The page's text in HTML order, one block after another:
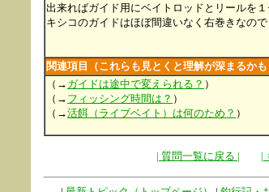
出来ればガイド用にベイトロッドとリールを
キシコのガイドはほぼ間違いなく右巻きなので
関連項目（これらも見とくと理解が深まるかも
（→ ガイドは途中で変えられる？ ）
（→ フィッシング時間は？ ）
（→活餌（ライブベイト）は何のため？ ）
| 質問一覧に戻る | |